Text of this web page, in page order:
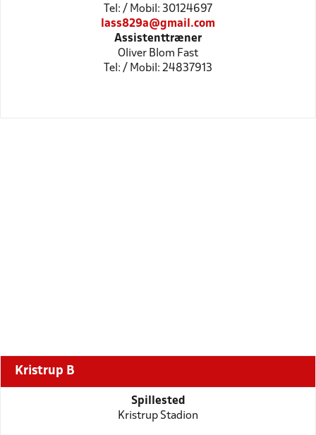
Tel: / Mobil: 30124697
lass829a@gmail.com
Assistenttræner
Oliver Blom Fast
Tel: / Mobil: 24837913
Kristrup B
Spillested
Kristrup Stadion